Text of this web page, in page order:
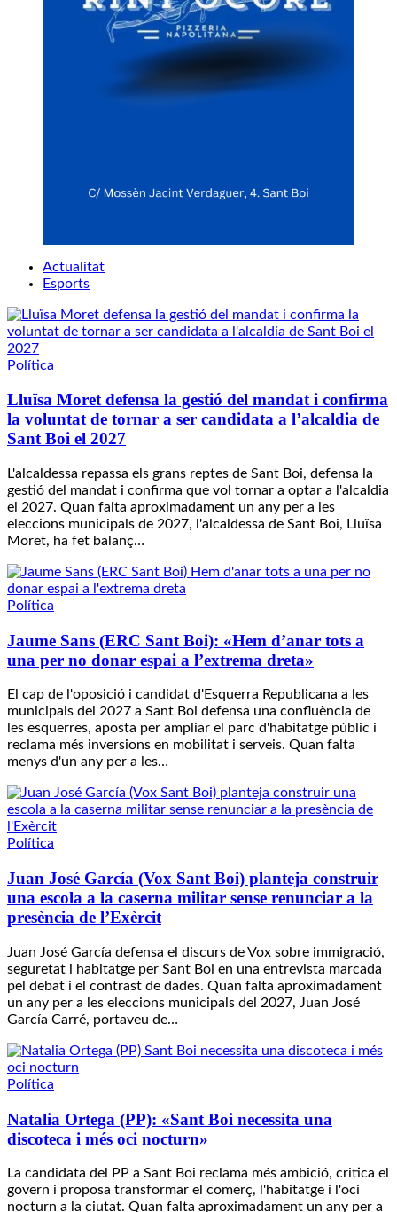
Actualitat
Esports
Política
Lluïsa Moret defensa la gestió del mandat i confirma
la voluntat de tornar a ser candidata a l’alcaldia de
Sant Boi el 2027
L'alcaldessa repassa els grans reptes de Sant Boi, defensa la
gestió del mandat i confirma que vol tornar a optar a l'alcaldia
el 2027. Quan falta aproximadament un any per a les
eleccions municipals de 2027, l'alcaldessa de Sant Boi, Lluïsa
Moret, ha fet balanç…
Política
Jaume Sans (ERC Sant Boi): «Hem d’anar tots a
una per no donar espai a l’extrema dreta»
El cap de l'oposició i candidat d'Esquerra Republicana a les
municipals del 2027 a Sant Boi defensa una confluència de
les esquerres, aposta per ampliar el parc d'habitatge públic i
reclama més inversions en mobilitat i serveis. Quan falta
menys d'un any per a les…
Política
Juan José García (Vox Sant Boi) planteja construir
una escola a la caserna militar sense renunciar a la
presència de l’Exèrcit
Juan José García defensa el discurs de Vox sobre immigració,
seguretat i habitatge per Sant Boi en una entrevista marcada
pel debat i el contrast de dades. Quan falta aproximadament
un any per a les eleccions municipals del 2027, Juan José
García Carré, portaveu de…
Política
Natalia Ortega (PP): «Sant Boi necessita una
discoteca i més oci nocturn»
La candidata del PP a Sant Boi reclama més ambició, critica el
govern i proposa transformar el comerç, l'habitatge i l'oci
nocturn a la ciutat. Quan falta aproximadament un any per a